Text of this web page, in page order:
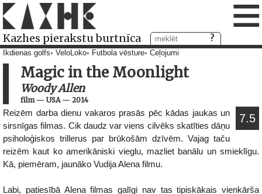
Kazhes pierakstu burtnīca ≡
Ikdienas golfs VeloLoko Futbola vēsture Ceļojumi
Magic in the Moonlight
Woody Allen
film— USA— 2014
7.5
Reizēm darba dienu vakaros prasās pēc kādas jaukas un
sirsnīgas filmas. Cik daudz var viens cilvēks skatīties dāņu
psiholoģiskos trillerus par brūkošām dzīvēm. Vajag taču
reizēm kaut ko amerikāniski vieglu, mazliet banālu un smieklīgu.
Kā, piemēram, jaunāko Vudija Alena filmu.
Labi, patiesībā Alena filmas galīgi nav tas tipiskākais vienkārša